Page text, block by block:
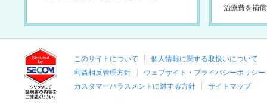
治療費を補
このサイトについて
個人情報に関する取扱いについて
利益相反管理方針
ウェブサイト・プライバシーポリシー
カスタマーハラスメントに対する方針
サイトマップ